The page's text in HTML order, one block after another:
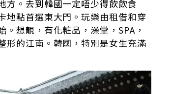
方。去到韓國一定唔少得飲飲食
地點首選東大門。玩樂由租借和穿
。想靚，有化粧品，澡堂，SPA，
形的江南。韓國，特別是女生充滿